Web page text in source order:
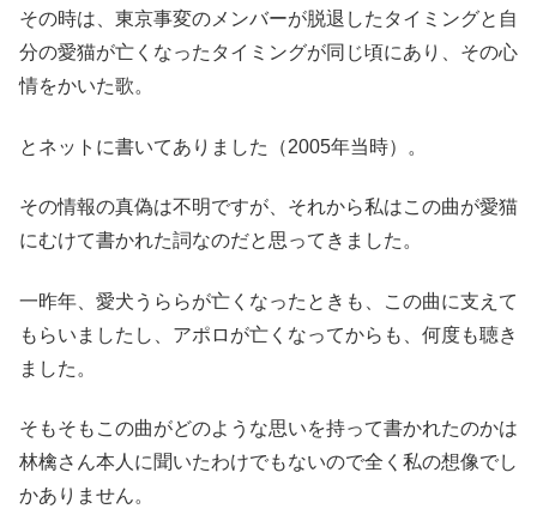
その時は、東京事変のメンバーが脱退したタイミングと自
分の愛猫が亡くなったタイミングが同じ頃にあり、その心
情をかいた歌。
とネットに書いてありました（2005年当時）。
その情報の真偽は不明ですが、それから私はこの曲が愛猫
にむけて書かれた詞なのだと思ってきました。
一昨年、愛犬うららが亡くなったときも、この曲に支えて
もらいましたし、アポロが亡くなってからも、何度も聴き
ました。
そもそもこの曲がどのような思いを持って書かれたのかは
林檎さん本人に聞いたわけでもないので全く私の想像でし
かありません。